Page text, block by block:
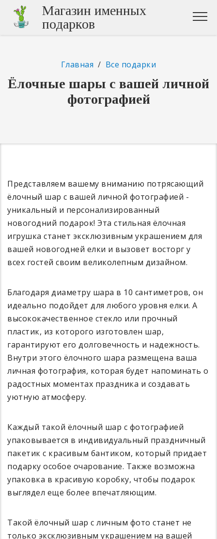
Магазин именных
подарков
Главная / Все подарки
Ёлочные шары с вашей личной
фотографией
Представляем вашему вниманию потрясающий
ёлочный шар с вашей личной фотографией -
уникальный и персонализированный
новогодний подарок! Эта стильная ёлочная
игрушка станет эксклюзивным украшением для
вашей новогодней елки и вызовет восторг у
всех гостей своим великолепным дизайном.
Благодаря диаметру шара в 10 сантиметров, он
идеально подойдет для любого уровня елки. А
высококачественное стекло или прочный
пластик, из которого изготовлен шар,
гарантируют его долговечность и надежность.
Внутри этого ёлочного шара размещена ваша
личная фотография, которая будет напоминать о
радостных моментах праздника и создавать
уютную атмосферу.
Каждый такой ёлочный шар с фотографией
упаковывается в индивидуальный праздничный
пакетик с красивым бантиком, который придает
подарку особое очарование. Также возможна
упаковка в красивую коробку, чтобы подарок
выглядел еще более впечатляющим.
Такой ёлочный шар с личным фото станет не
только эксклюзивным украшением на вашей